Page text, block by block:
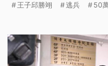
Energy的坤達，以及這
王子邱勝翊 逃兵 50